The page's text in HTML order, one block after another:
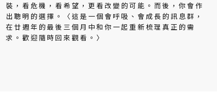
裝，看危機，看希望，更看改變的可能。而後，你會作
出聰明的選擇。〈這是一個會呼吸、會成長的訊息群，
在廿週年的最後三個月中和你一起重新梳理真正的需
求。歡迎隨時回來觀看。〉